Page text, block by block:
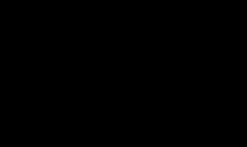
понятный интерфейс.